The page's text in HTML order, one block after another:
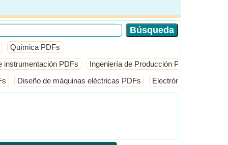
Química PDFs
instrumentación PDFs Ingeniería de Producción PDFs
Diseño de máquinas eléctricas PDFs Electrónica de